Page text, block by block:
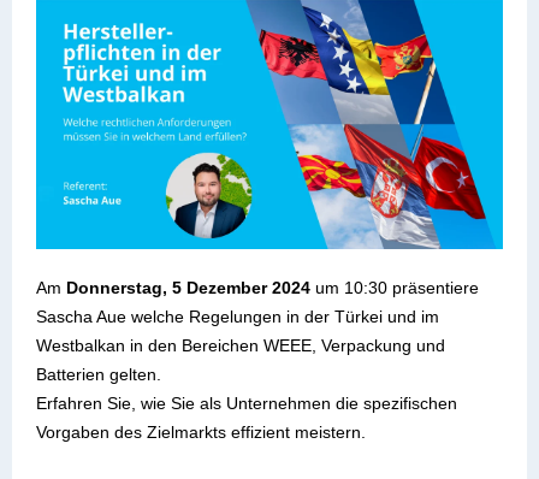
Am Donnerstag, 5 Dezember 2024 um 10:30 präsentiere
Sascha Aue welche Regelungen in der Türkei und im
Westbalkan in den Bereichen WEEE, Verpackung und
Batterien gelten.
Erfahren Sie, wie Sie als Unternehmen die spezifischen
Vorgaben des Zielmarkts effizient meistern.